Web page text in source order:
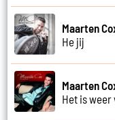
Maarten
He jij
Maarten
Het is